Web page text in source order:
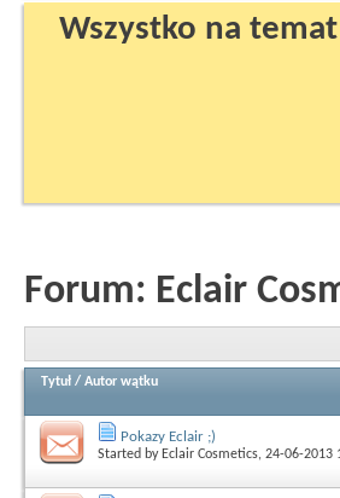
Wszystko na
Forum: Eclair
Tytuł / Autor wątku
Pokazy Eclair ;)
Started by Eclair Cosmetics, 24-06-2013